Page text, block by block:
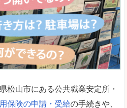
松山市にある公共職業安定所・
保険の申請・受給の手続きや、